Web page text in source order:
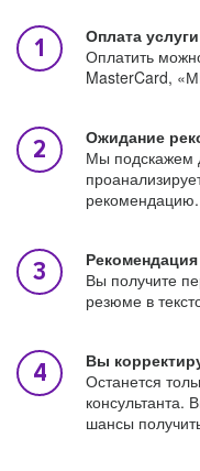
Оплата услуги
Оплатить
MasterCard,
Ожидание
Мы подскажем
рекомендацию.
Вы получите
резюме в
Вы
Останется
консультанта.
шансы